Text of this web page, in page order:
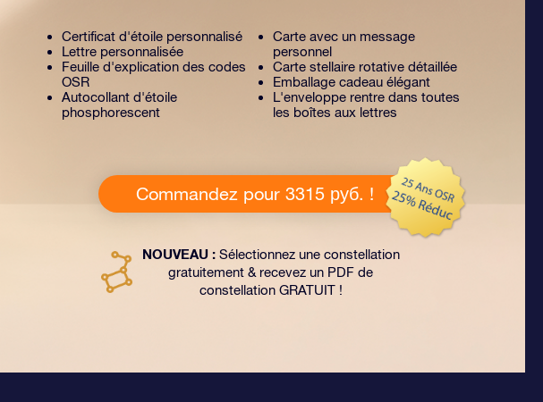
Certificat d'étoile personnalisé
Lettre personnalisée
Feuille d'explication des codes
OSR
Autocollant d'étoile
phosphorescent
Carte avec un message
personnel
Carte stellaire rotative détaillée
Emballage cadeau élégant
L'enveloppe rentre dans toutes
les boîtes aux lettres
Commandez pour 3315 руб. !
NOUVEAU :Sélectionnez une constellation
gratuitement & recevez un PDF de
constellation GRATUIT !